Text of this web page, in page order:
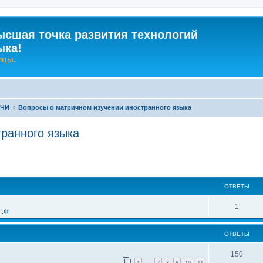
точка развития технологий
Вопросы о матричном изучении иностранного языка
языка
ОТВЕТЫ
1
т
в
е
ОТВЕТЫ
150О